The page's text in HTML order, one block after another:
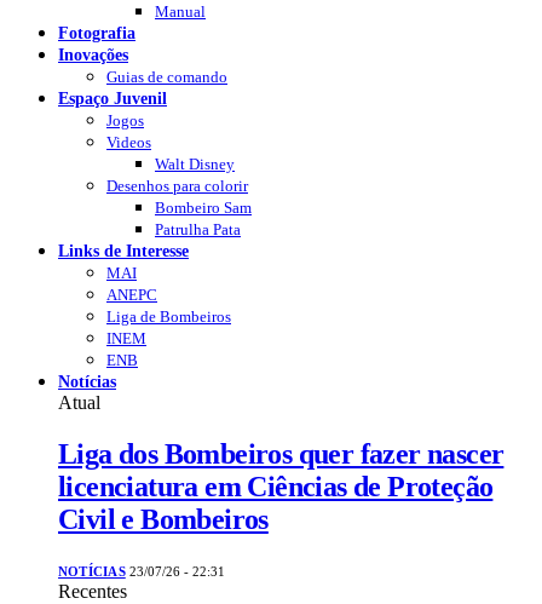
Manual
Fotografia
Inovações
Guias de comando
Espaço Juvenil
Jogos
Videos
Walt Disney
Desenhos para colorir
Bombeiro Sam
Patrulha Pata
Links de Interesse
MAI
ANEPC
Liga de Bombeiros
INEM
ENB
Notícias
Atual
Liga dos Bombeiros quer fazer nascer
licenciatura em Ciências de Proteção
Civil e Bombeiros
NOTÍCIAS 23/07/26 - 22:31
Recentes